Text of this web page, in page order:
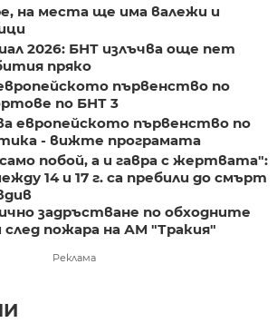
на места ще има валежи и
2026: БНТ излъчва още пет
пряко
първенство по
по БНТ 3
европейското първенство по
- вижте програмата
побой, а и гавра с жертвата":
14 и 17 г. са пребили до смърт
задръстване по обходните
пожара на АМ "Тракия"
Реклама